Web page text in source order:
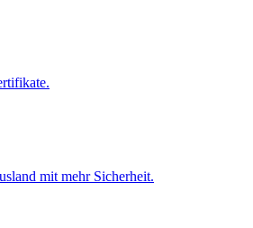
mit mehr Sicherheit.